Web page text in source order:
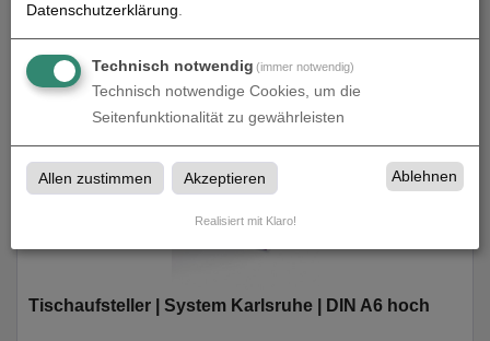
zum Artikel
Tischaufsteller | System Karlsruhe | DIN A6 hoch
Datenschutzerklärung
Technisch notwendig (immer notwendig)
Technisch notwendige Cookies, um die
Seitenfunktionalität zu gewährleisten
Allen zustimmen Akzeptieren Ablehnen
Realisiert mit Klaro!